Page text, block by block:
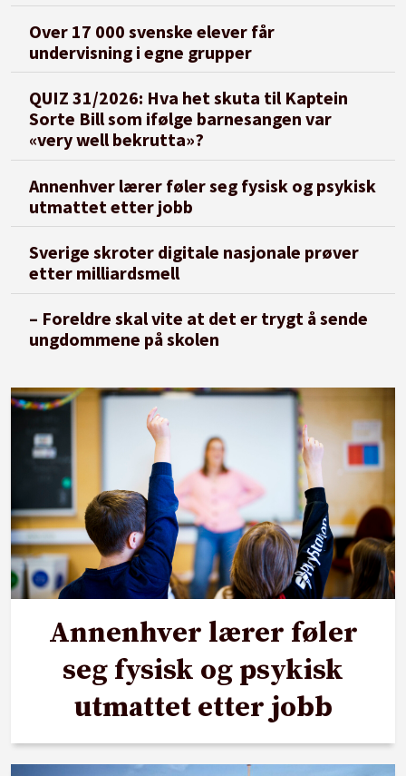
Over 17 000 svenske elever får
undervisning i egne grupper
QUIZ 31/2026: Hva het skuta til Kaptein
Sorte Bill som ifølge barnesangen var
«very well bekrutta»?
Annenhver lærer føler seg fysisk og psykisk
utmattet etter jobb
Sverige skroter digitale nasjonale prøver
etter milliardsmell
– Foreldre skal vite at det er trygt å sende
ungdommene på skolen
Annenhver lærer føler
seg fysisk og psykisk
utmattet etter jobb